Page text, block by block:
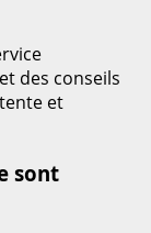
des conseils
et
sont